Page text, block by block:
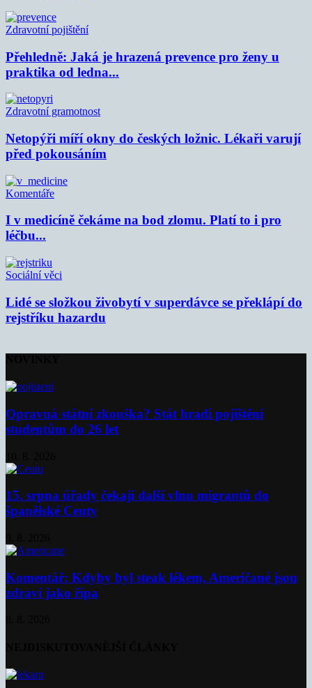
Zdravotní pojištění
Přehledně: Jaká je hrazená prevence pro ženy u
praktika od ledna...
Zdravotní gramotnost
Netopýři míří okny do českých ložnic. Lékaři varují
před pokousáním
Komentáře
I v medicíně čekáme na bod zlomu. Platí to i pro
léčbu...
Sociální věci
Lidé se složkou živobytí v superdávce se překlápí do
rejstříku hazardu
Opravná státní zkouška? Stát hradí pojištění
studentům do 26 let
15. srpna úřady čekají další vlnu migrantů do
španělské Ceuty
Komentář: Kdyby byl steak lékem, Američané jsou
zdraví jako řípa